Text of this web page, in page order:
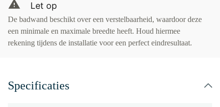
Let op
De badwand beschikt over een verstelbaarheid, waardoor deze
een minimale en maximale breedte heeft. Houd hiermee
rekening tijdens de installatie voor een perfect eindresultaat.
Specificaties